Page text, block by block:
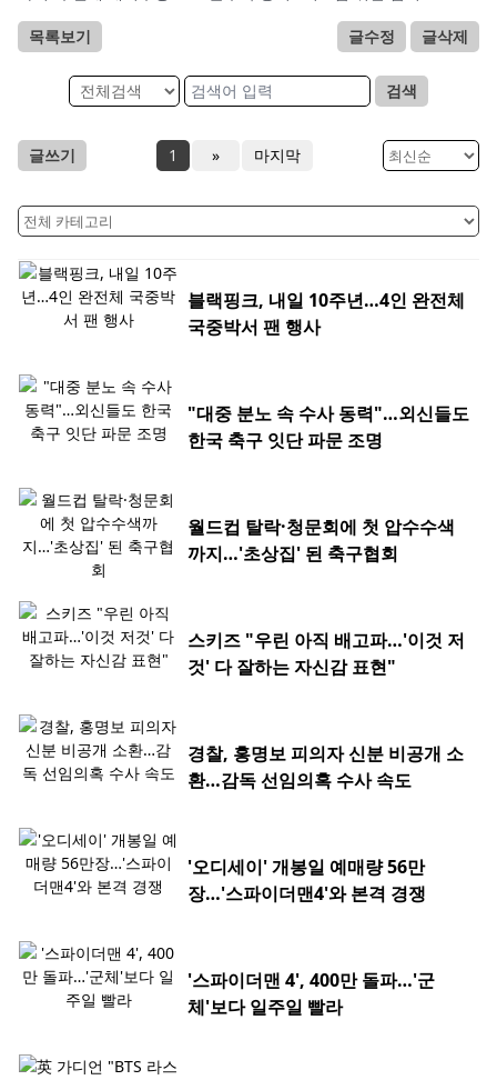
목록보기 글수정 글삭제
검색
글쓰기 1 » 마지막
블랙핑크, 내일 10주년…4인 완전체
국중박서 팬 행사
"대중 분노 속 수사 동력"…외신들도
한국 축구 잇단 파문 조명
월드컵 탈락·청문회에 첫 압수수색
까지…'초상집' 된 축구협회
스키즈 "우린 아직 배고파…'이것 저
것' 다 잘하는 자신감 표현"
경찰, 홍명보 피의자 신분 비공개 소
환…감독 선임의혹 수사 속도
'오디세이' 개봉일 예매량 56만
장…'스파이더맨4'와 본격 경쟁
'스파이더맨 4', 400만 돌파…'군
체'보다 일주일 빨라